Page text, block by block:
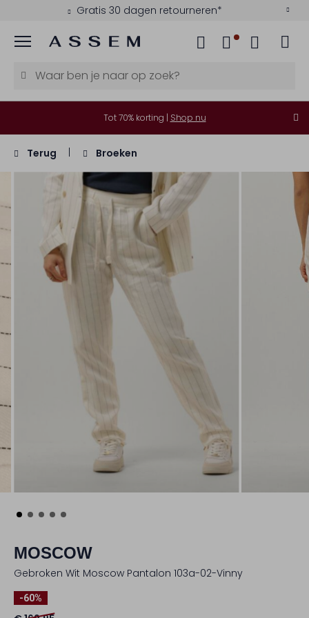
Gratis 30 dagen retourneren*
Menu
Tot 70% korting | Shop nu
Terug Broeken
MOSCOW
Gebroken Wit Moscow Pantalon 103a-02-Vinny
-60%